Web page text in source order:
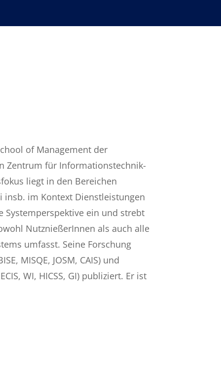
of Management der
Zentrum für Informationstechnik-
liegt in den Bereichen
im Kontext Dienstleistungen
ein und strebt
NutznießerInnen als auch alle
umfasst. Seine Forschung
MISQE, JOSM, CAIS) und
WI, HICSS, GI) publiziert. Er ist